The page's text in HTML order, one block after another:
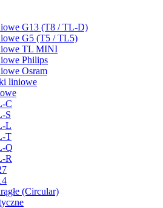
G13 (T8 / TL-D)
G5 (T5 / TL5)
TL MINI
Philips
Osram
liniowe
C
S
L
T
Q
R
(Circular)